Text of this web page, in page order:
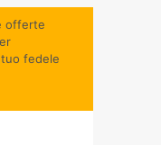
offerte
fedele